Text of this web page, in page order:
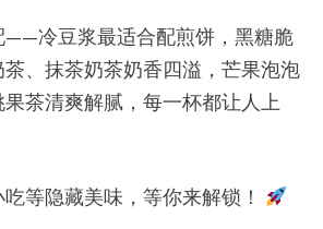
——冷豆浆最适合配煎饼，黑糖脆
、抹茶奶茶奶香四溢，芒果泡泡
茶清爽解腻，每一杯都让人上
等隐藏美味，等你来解锁！